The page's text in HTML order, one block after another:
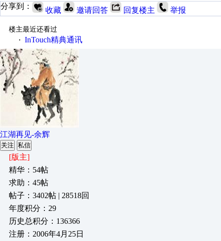
分享到：
收藏 邀请回答 回复楼主 举报
楼主最近还看过
· InTouch精典通讯
江湖再见-余辉
关注 私信
[版主]
精华：54帖
求助：45帖
帖子：3402帖 | 28518回
年度积分：29
历史总积分：136366
注册：2006年4月25日